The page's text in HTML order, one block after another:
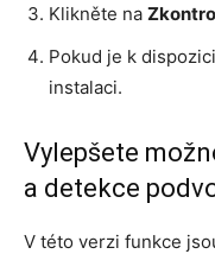
Klikněte na
Pokud je k
instalaci.
Vylepšete
a detekce
V této verzi funkce